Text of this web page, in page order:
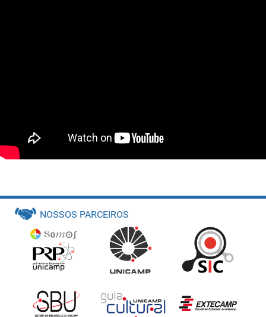
Residência Médica
Nosso programa de residência médica é a maior referência nacional na
NOSSOS PARCEIROS